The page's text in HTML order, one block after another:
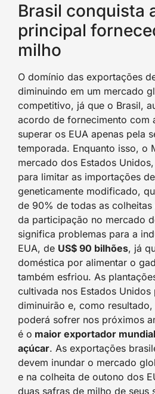
Brasil conquista
principal
milho
O domínio das exportações
diminuindo em um mercado
competitivo, já que o Brasil,
acordo de fornecimento com
superar os EUA apenas pela
temporada. Enquanto isso, o
mercado dos Estados
para limitar as importações
geneticamente modificado,
de 90% de todas as colheitas
da participação no mercado
significa problemas para a
EUA, de US$ 90 bilhões, já
doméstica por alimentar o
também esfriou. As
cultivada nos Estados Unidos
diminuirão e, como
poderá sofrer nos próximos
é o maior exportador
açúcar. As exportações
devem inundar o mercado
e na colheita de outono dos
duas safras de milho de seus